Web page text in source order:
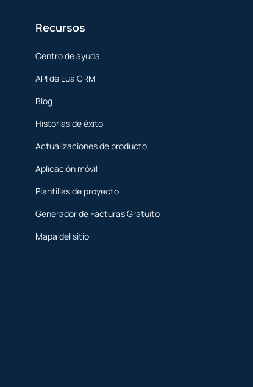
Recursos
Centro de ayuda
API de Lua CRM
Blog
Historias de éxito
Actualizaciones de producto
Aplicación móvil
Plantillas de proyecto
Generador de Facturas Gratuito
Mapa del sitio